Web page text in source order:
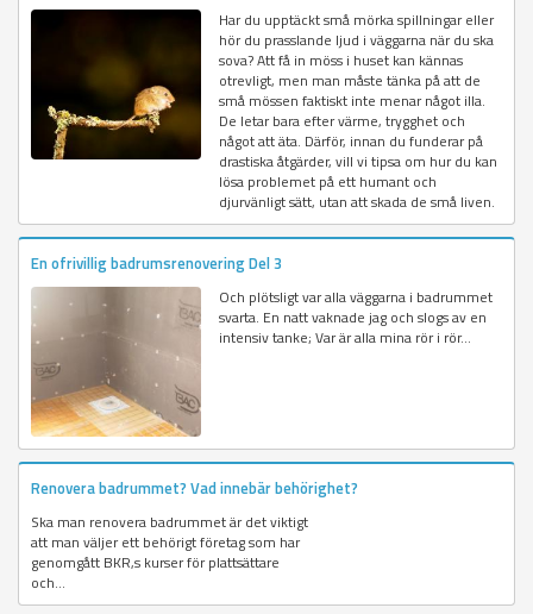
Har du upptäckt små mörka spillningar eller
hör du prasslande ljud i väggarna när du ska
sova? Att få in möss i huset kan kännas
otrevligt, men man måste tänka på att de
små mössen faktiskt inte menar något illa.
De letar bara efter värme, trygghet och
något att äta. Därför, innan du funderar på
drastiska åtgärder, vill vi tipsa om hur du kan
lösa problemet på ett humant och
djurvänligt sätt, utan att skada de små liven.
En ofrivillig badrumsrenovering Del 3
Och plötsligt var alla väggarna i badrummet
svarta. En natt vaknade jag och slogs av en
intensiv tanke; Var är alla mina rör i rör...
Renovera badrummet? Vad innebär behörighet?
Ska man renovera badrummet är det viktigt
att man väljer ett behörigt företag som har
genomgått BKR,s kurser för plattsättare
och...